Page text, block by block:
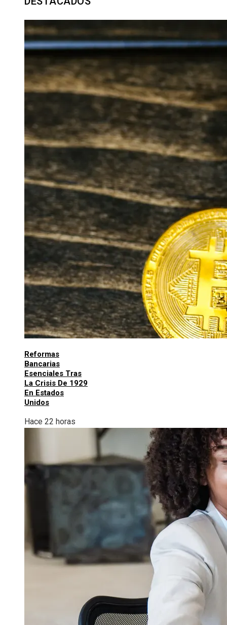
Reformas
Bancarias
Esenciales Tras
La Crisis De 1929
En Estados
Unidos
Hace 22 horas